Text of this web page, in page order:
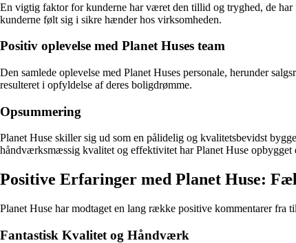
En vigtig faktor for kunderne har været den tillid og tryghed, de har
kunderne følt sig i sikre hænder hos virksomheden.
Positiv oplevelse med Planet Huses team
Den samlede oplevelse med Planet Huses personale, herunder
resulteret i opfyldelse af deres boligdrømme.
Opsummering
Planet Huse skiller sig ud som en pålidelig og kvalitetsbevidst
håndværksmæssig kvalitet og effektivitet har Planet Huse
Positive Erfaringer med Planet Huse:
Planet Huse har modtaget en lang række positive kommentarer fra
Fantastisk Kvalitet og Håndværk